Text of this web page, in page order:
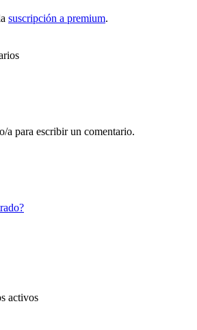
suscripción a premium.
a para escribir un comentario.
activos